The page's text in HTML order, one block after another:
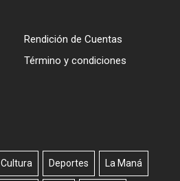
Rendición de Cuentas
Término y condiciones
Cultura Deportes La Maná